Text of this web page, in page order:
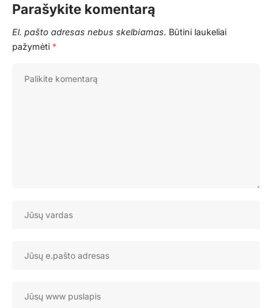
Parašykite komentarą
El. pašto adresas nebus skelbiamas. Būtini laukeliai
pažymėti *